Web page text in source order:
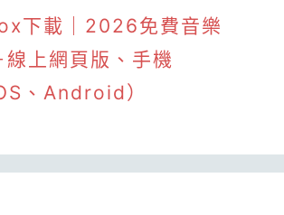
下載｜2026免費音樂
線上網頁版、手機
、Android）